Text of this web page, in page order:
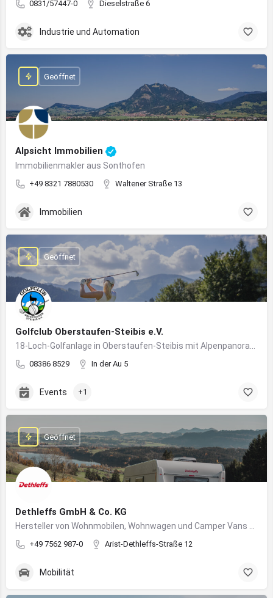
0831/57447-0 Dieselstraße 6
Industrie und Automation
Alpsicht Immobilien
Immobilienmakler aus Sonthofen
+49 8321 7880530 Waltener Straße 13
Geöffnet
Immobilien
Golfclub Oberstaufen-Steibis e.V.
08386 8529 In der Au 5
Geöffnet
Events +1
Dethleffs GmbH & Co. KG
+49 7562 987-0 Arist-Dethleffs-Straße 12
Geöffnet
Mobilität